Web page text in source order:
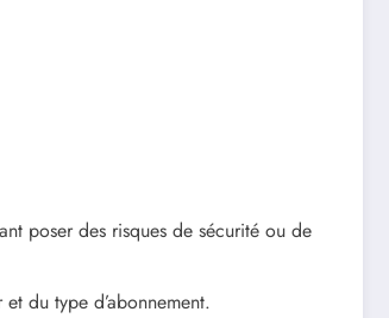
poser des risques de sécurité ou de
du type d’abonnement.